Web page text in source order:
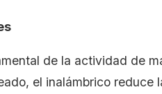
de la actividad de
el inalámbrico reduce